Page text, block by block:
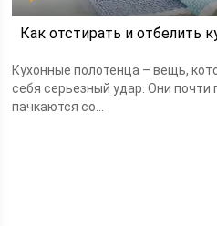
Как отстирать и отбелить
Кухонные полотенца – вещь,
себя серьезный удар. Они почти
пачкаются со...